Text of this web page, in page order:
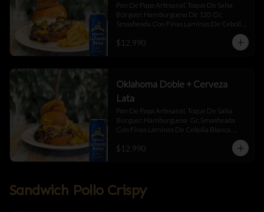
Pan De Papa Artesanal, Toque De Salsa
Búrguer, Hamburguesa De 120 Gr,
Smasheada Con Finas Laminas De Cebolla
Jalapeño Y Toque De Salsa Búrguer .
$12.990
Oklahoma Doble + Cerveza
Lata
Pan De Papa Artesanal, Toque De Salsa
Búrguer, Hamburguesa  Gr, Smasheada
Con Finas Láminas De Cebolla Blanca,
Queso Cheddar Y Toque De Salsa Búrguer.
$12.990
Sandwich Pollo Crispy